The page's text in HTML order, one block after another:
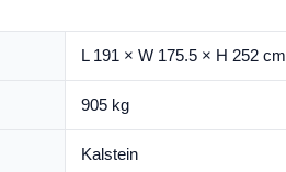
L 191 × W 175.5 × H 252 cm
905 kg
Kalstein